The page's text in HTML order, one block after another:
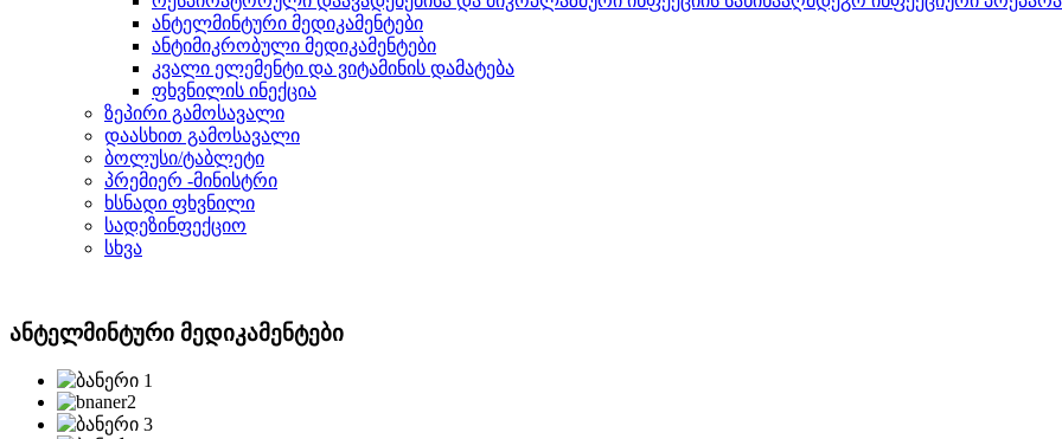
ანტელმინტური მედიკამენტები
ანტიმიკრობული მედიკამენტები
კვალი ელემენტი და ვიტამინის დამატება
ფხვნილის ინექცია
ზეპირი გამოსავალი
დაასხით გამოსავალი
ბოლუსი/ტაბლეტი
პრემიერ -მინისტრი
ხსნადი ფხვნილი
სადეზინფექციო
სხვა
ანტელმინტური მედიკამენტები